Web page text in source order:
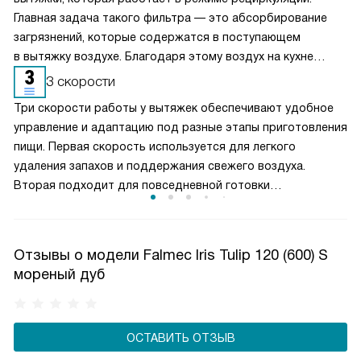
Главная задача такого фильтра — это абсорбирование
загрязнений, которые содержатся в поступающем
в вытяжку воздухе. Благодаря этому воздух на кухне
очищается более качественно. Угольные фильтры
необходимо часто заменять — примерно раз в три-
четыре месяца.
3 скорости
Три скорости работы у вытяжек обеспечивают удобное
управление и адаптацию под разные этапы приготовления
пищи. Первая скорость используется для легкого
удаления запахов и поддержания свежего воздуха.
Вторая подходит для повседневной готовки
контролировать уровень шума и рационально
расходовать электроэнергию, создавая комфортные
Отзывы о модели Falmec Iris Tulip 120 (600) S
мореный дуб
ОСТАВИТЬ ОТЗЫВ